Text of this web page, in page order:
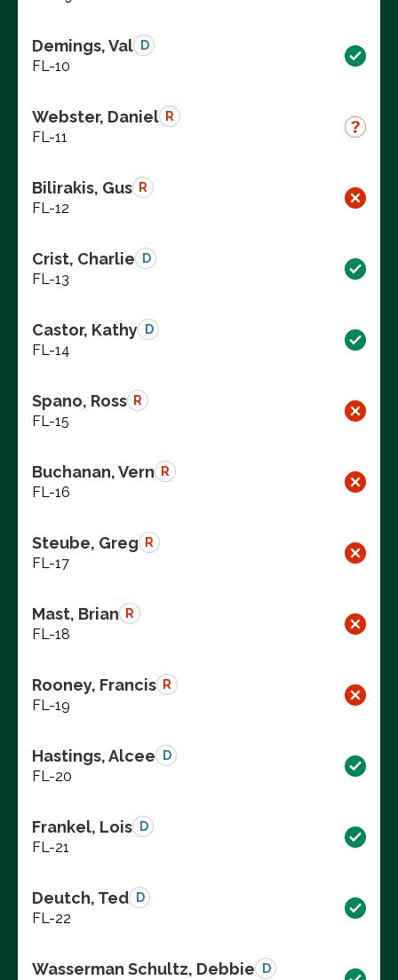
Demings, Val D
FL-10
Webster, Daniel R
FL-11
Bilirakis, Gus R
FL-12
Crist, Charlie D
FL-13
Castor, Kathy D
FL-14
Spano, Ross R
FL-15
Buchanan, Vern R
FL-16
Steube, Greg R
FL-17
Mast, Brian R
FL-18
Rooney, Francis R
FL-19
Hastings, Alcee D
FL-20
Frankel, Lois D
FL-21
Deutch, Ted D
FL-22
Wasserman Schultz, Debbie D